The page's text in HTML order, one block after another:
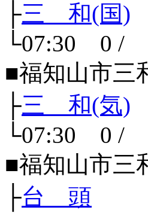
├三 和(国)
└07:30 0 /
■福知山市三
├三 和(気)
└07:30 0 /
■福知山市三
├台 頭